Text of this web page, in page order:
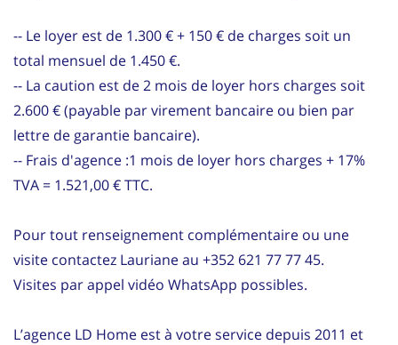
-- Le loyer est de 1.300 € + 150 € de charges soit un
total mensuel de 1.450 €.
-- La caution est de 2 mois de loyer hors charges soit
2.600 € (payable par virement bancaire ou bien par
lettre de garantie bancaire).
-- Frais d'agence :1 mois de loyer hors charges + 17%
TVA = 1.521,00 € TTC.
Pour tout renseignement complémentaire ou une
visite contactez Lauriane au +352 621 77 77 45.
Visites par appel vidéo WhatsApp possibles.
L’agence LD Home est à votre service depuis 2011 et